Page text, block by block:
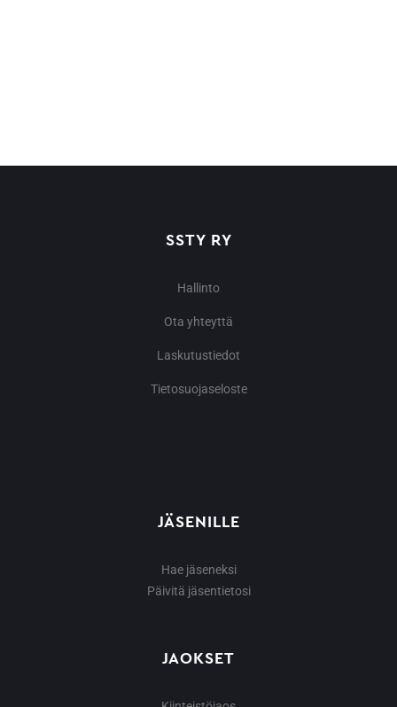
SSTY RY
Hallinto
Ota yhteyttä
Laskutustiedot
Tietosuojaseloste
JÄSENILLE
Hae jäseneksi
Päivitä jäsentietosi
JAOKSET